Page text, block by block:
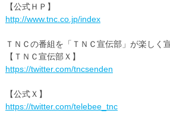
【公式ＨＰ】
http://www.tnc.co.jp/index
ＴＮＣの番組を「ＴＮＣ宣伝部」が楽しく
【ＴＮＣ宣伝部Ｘ】
https://twitter.com/tncsenden
【公式Ｘ】
https://twitter.com/telebee_tnc